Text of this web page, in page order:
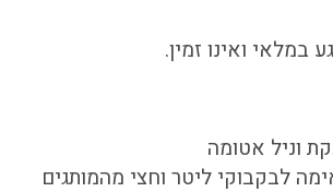
במלאי ואינו זמין.
וניל אטומה
לבקבוקי ליטר וחצי מהמותגים